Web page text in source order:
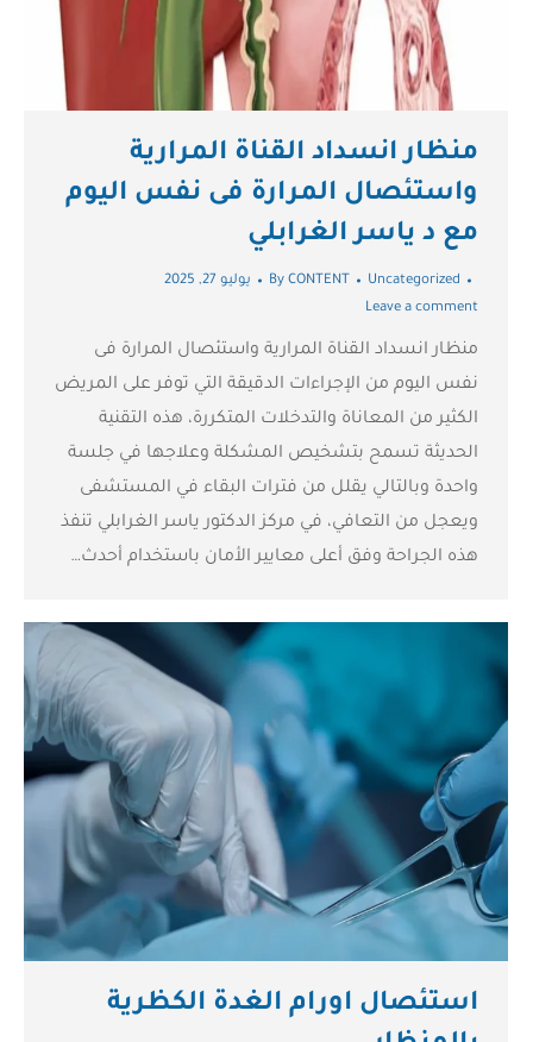
منظار انسداد القناة المرارية
واستئصال المرارة فى نفس اليوم
مع د ياسر الغرابلي
Uncategorized
By CONTENT
يوليو 27, 2025
Leave a comment
منظار انسداد القناة المرارية واستئصال المرارة فى
نفس اليوم من الإجراءات الدقيقة التي توفر على المريض
الكثير من المعاناة والتدخلات المتكررة، هذه التقنية
الحديثة تسمح بتشخيص المشكلة وعلاجها في جلسة
واحدة وبالتالي يقلل من فترات البقاء في المستشفى
ويعجل من التعافي، في مركز الدكتور ياسر الغرابلي تنفذ
هذه الجراحة وفق أعلى معايير الأمان باستخدام أحدث…
استئصال اورام الغدة الكظرية